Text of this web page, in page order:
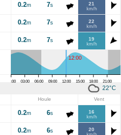
0.2m 7s 21
km/h
0.2m 7s 22
km/h
0.2m 7s 19
km/h
12:00
00:00 03:00 06:00 09:00 12:00 15:00 18:00 21:00
22°C
Houle Vent
0.2m 6s 16
km/h
0.2m 6s 20